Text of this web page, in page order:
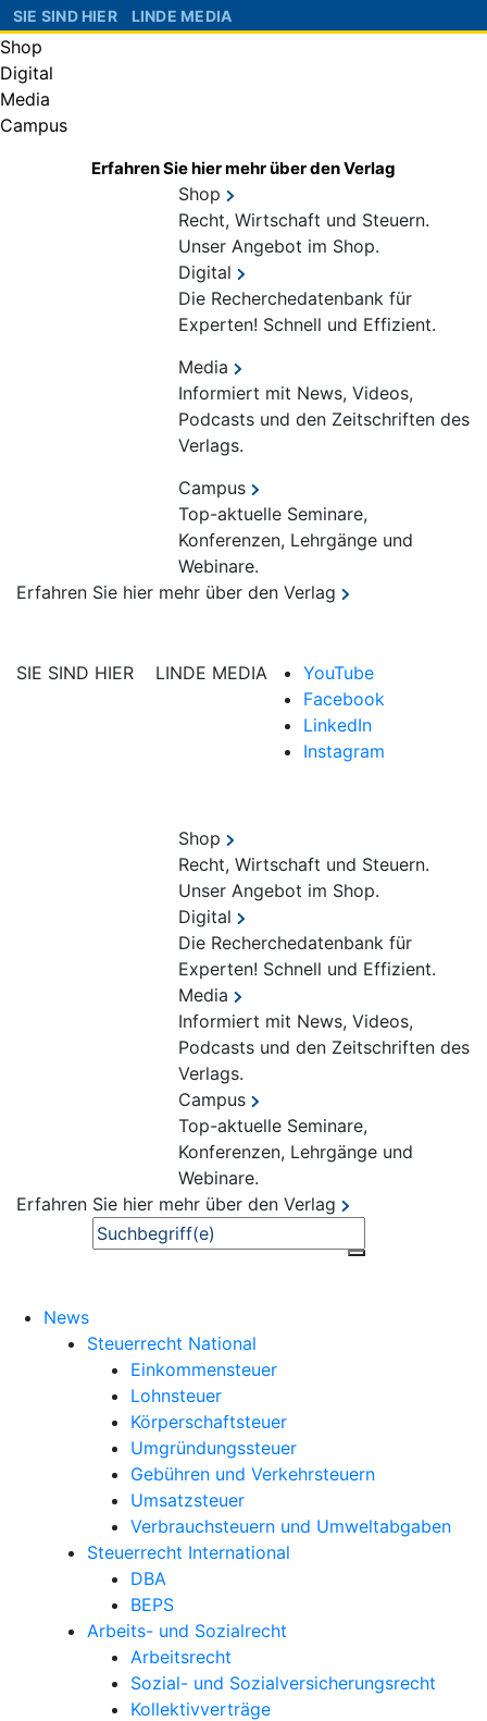
SIE SIND HIER LINDE MEDIA
Shop
Digital
Media
Campus
Erfahren Sie hier mehr über den Verlag
Shop
Recht, Wirtschaft und Steuern.
Unser Angebot im Shop.
Digital
Die Recherchedatenbank für
Experten! Schnell und Effizient.
Media
Informiert mit News, Videos,
Podcasts und den Zeitschriften des
Verlags.
Campus
Top-aktuelle Seminare,
Konferenzen, Lehrgänge und
Webinare.
Erfahren Sie hier mehr über den Verlag
SIE SIND HIER LINDE MEDIA
YouTube
Facebook
LinkedIn
Instagram
Shop
Recht, Wirtschaft und Steuern.
Unser Angebot im Shop.
Digital
Die Recherchedatenbank für
Experten! Schnell und Effizient.
Media
Informiert mit News, Videos,
Podcasts und den Zeitschriften des
Verlags.
Campus
Top-aktuelle Seminare,
Konferenzen, Lehrgänge und
Webinare.
Erfahren Sie hier mehr über den Verlag
Suche
News
Steuerrecht National
Einkommensteuer
Lohnsteuer
Körperschaftsteuer
Umgründungssteuer
Gebühren und Verkehrsteuern
Umsatzsteuer
Verbrauchsteuern und Umweltabgaben
Steuerrecht International
DBA
BEPS
Arbeits- und Sozialrecht
Arbeitsrecht
Sozial- und Sozialversicherungsrecht
Kollektivverträge